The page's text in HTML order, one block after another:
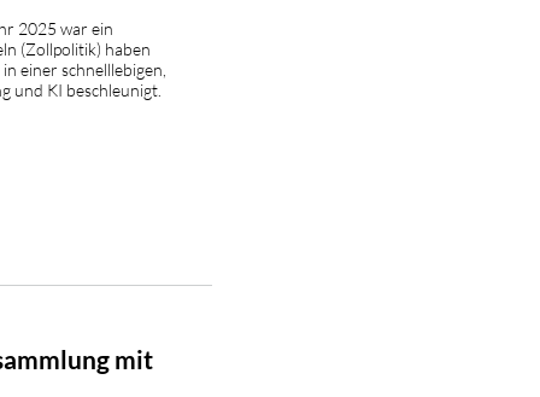
2025 war ein
(Zollpolitik) haben
einer schnelllebigen,
und KI beschleunigt.
mit